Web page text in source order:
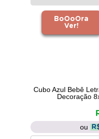
BoOoOra
Ver!
Cubo Azul Bebê
Decoração
ou